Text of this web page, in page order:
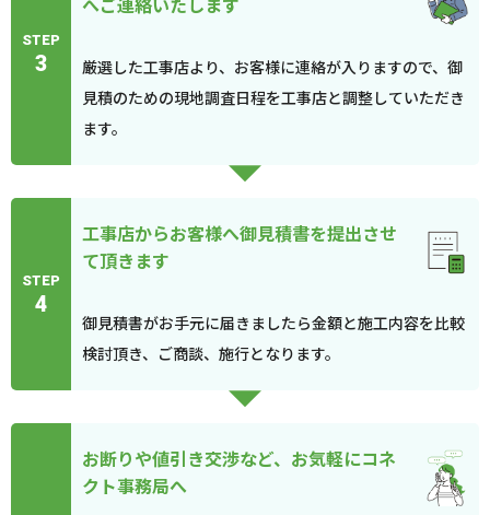
STEP
3
厳選した工事店より、お客様に連絡が入りますので、御
見積のための現地調査日程を工事店と調整していただき
ます。
STEP
4
工事店からお客様へ御見積書を提出させ
て頂きます
御見積書がお手元に届きましたら金額と施工内容を比較
検討頂き、ご商談、施行となります。
お断りや値引き交渉など、お気軽にコネ
クト事務局へ